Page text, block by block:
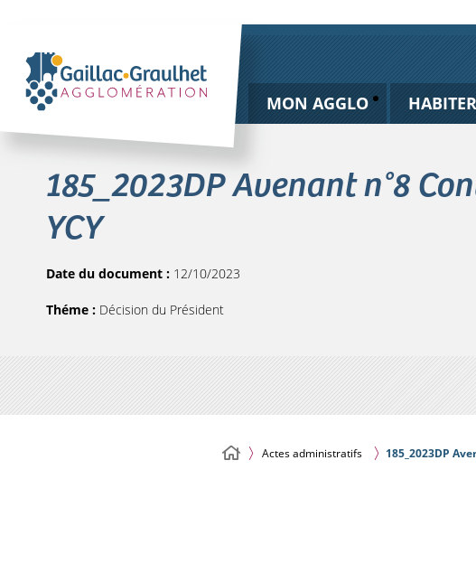
MON AGGLO HABITER
185_2023DP Avenant n°8
YCY
Date du document : 12/10/2023
Théme : Décision du Président
Actes administratifs 185_2023DP